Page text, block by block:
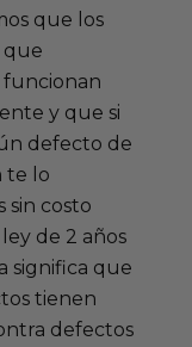
que los
que
y que si
defecto de
te lo
sin costo
de 2 años
significa que
tienen
defectos